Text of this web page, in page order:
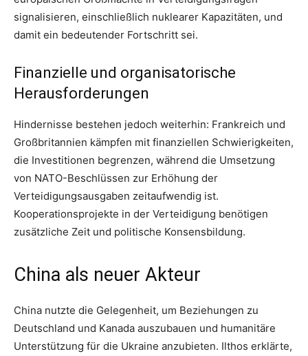
signalisieren, einschließlich nuklearer Kapazitäten, und
damit ein bedeutender Fortschritt sei.
Finanzielle und organisatorische
Herausforderungen
Hindernisse bestehen jedoch weiterhin: Frankreich und
Großbritannien kämpfen mit finanziellen Schwierigkeiten,
die Investitionen begrenzen, während die Umsetzung
von NATO-Beschlüssen zur Erhöhung der
Verteidigungsausgaben zeitaufwendig ist.
Kooperationsprojekte in der Verteidigung benötigen
zusätzliche Zeit und politische Konsensbildung.
China als neuer Akteur
China nutzte die Gelegenheit, um Beziehungen zu
Deutschland und Kanada auszubauen und humanitäre
Unterstützung für die Ukraine anzubieten. Ilthos erklärte,